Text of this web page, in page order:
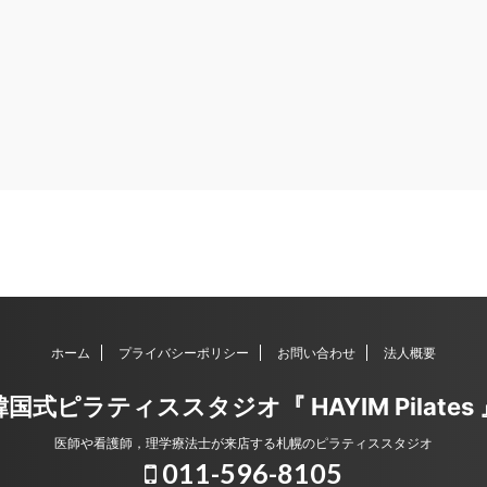
ホーム プライバシーポリシー お問い合わせ 法人概要
国式ピラティススタジオ『 HAYIM Pilates
医師や看護師，理学療法士が来店する札幌のピラティススタジオ
011-596-8105